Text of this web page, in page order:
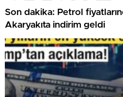
Son dakika: Petrol
Akaryakıta indirim geldi